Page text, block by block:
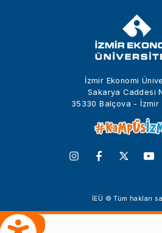
İzmir Ekonomi
Sakarya Caddesi
35330 Balçova - İzmir
İEÜ © Tüm hakları
Çeviri